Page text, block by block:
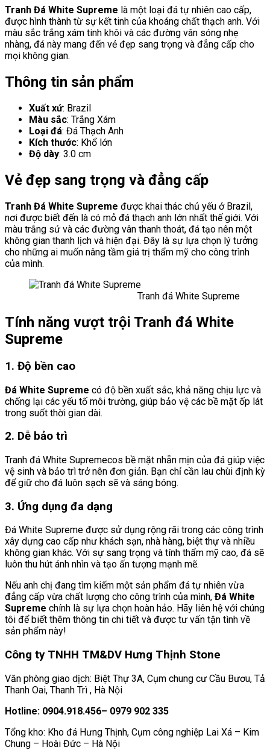
Tranh Đá White Supreme là một loại đá tự nhiên cao cấp,
được hình thành từ sự kết tinh của khoáng chất thạch anh. Với
màu sắc trắng xám tinh khôi và các đường vân sóng nhẹ
nhàng, đá này mang đến vẻ đẹp sang trọng và đẳng cấp cho
mọi không gian.
Thông tin sản phẩm
Xuất xứ: Brazil
Màu sắc: Trắng Xám
Loại đá: Đá Thạch Anh
Kích thước: Khổ lớn
Độ dày: 3.0 cm
Vẻ đẹp sang trọng và đẳng cấp
Tranh Đá White Supreme được khai thác chủ yếu ở Brazil,
nơi được biết đến là có mỏ đá thạch anh lớn nhất thế giới. Với
màu trắng sứ và các đường vân thanh thoát, đá tạo nên một
không gian thanh lịch và hiện đại. Đây là sự lựa chọn lý tưởng
cho những ai muốn nâng tầm giá trị thẩm mỹ cho công trình
của mình.
Tranh đá White Supreme
Tính năng vượt trội Tranh đá White
Supreme
1. Độ bền cao
Đá White Supreme có độ bền xuất sắc, khả năng chịu lực và
chống lại các yếu tố môi trường, giúp bảo vệ các bề mặt ốp lát
trong suốt thời gian dài.
2. Dễ bảo trì
Tranh đá White Supremecos bề mặt nhẵn mịn của đá giúp việc
vệ sinh và bảo trì trở nên đơn giản. Bạn chỉ cần lau chùi định kỳ
để giữ cho đá luôn sạch sẽ và sáng bóng.
3. Ứng dụng đa dạng
Đá White Supreme được sử dụng rộng rãi trong các công trình
xây dựng cao cấp như khách sạn, nhà hàng, biệt thự và nhiều
không gian khác. Với sự sang trọng và tính thẩm mỹ cao, đá sẽ
luôn thu hút ánh nhìn và tạo ấn tượng mạnh mẽ.
Nếu anh chị đang tìm kiếm một sản phẩm đá tự nhiên vừa
đẳng cấp vừa chất lượng cho công trình của mình, Đá White
Supreme chính là sự lựa chọn hoàn hảo. Hãy liên hệ với chúng
tôi để biết thêm thông tin chi tiết và được tư vấn tận tình về
sản phẩm này!
Công ty TNHH TM&DV Hưng Thịnh Stone
Văn phòng giao dịch: Biệt Thự 3A, Cụm chung cư Cầu Bươu, Tả
Thanh Oai, Thanh Trì , Hà Nội
Hotline: 0904.918.456– 0979 902 335
Tổng kho: Kho đá Hưng Thịnh, Cụm công nghiệp Lai Xá – Kim
Chung – Hoài Đức – Hà Nội